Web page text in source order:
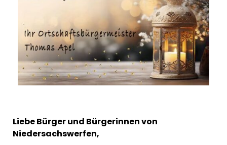
Liebe Bürger und Bürgerinnen von
Niedersachswerfen,